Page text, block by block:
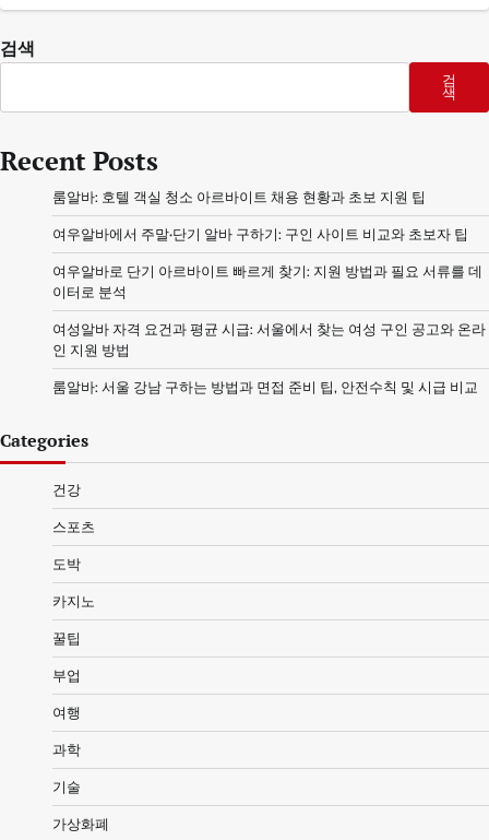
검색
검
색
Recent Posts
룸알바: 호텔 객실 청소 아르바이트 채용 현황과 초보 지원 팁
여우알바에서 주말·단기 알바 구하기: 구인 사이트 비교와 초보자 팁
여우알바로 단기 아르바이트 빠르게 찾기: 지원 방법과 필요 서류를 데
이터로 분석
여성알바 자격 요건과 평균 시급: 서울에서 찾는 여성 구인 공고와 온라
인 지원 방법
룸알바: 서울 강남 구하는 방법과 면접 준비 팁, 안전수칙 및 시급 비교
Categories
건강
스포츠
도박
카지노
꿀팁
부업
여행
과학
기술
가상화폐